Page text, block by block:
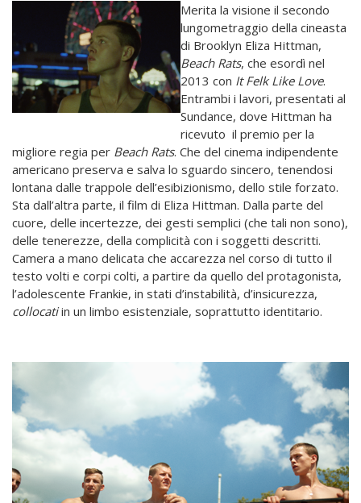
Merita la visione il secondo
lungometraggio della cineasta
di Brooklyn Eliza Hittman,
Beach Rats, che esordì nel
2013 con It Felk Like Love.
Entrambi i lavori, presentati al
Sundance, dove Hittman ha
ricevuto il premio per la
migliore regia per Beach Rats. Che del cinema indipendente
americano preserva e salva lo sguardo sincero, tenendosi
lontana dalle trappole dell’esibizionismo, dello stile forzato.
Sta dall’altra parte, il film di Eliza Hittman. Dalla parte del
cuore, delle incertezze, dei gesti semplici (che tali non sono),
delle tenerezze, della complicità con i soggetti descritti.
Camera a mano delicata che accarezza nel corso di tutto il
testo volti e corpi colti, a partire da quello del protagonista,
l’adolescente Frankie, in stati d’instabilità, d’insicurezza,
collocatiin un limbo esistenziale, soprattutto identitario.